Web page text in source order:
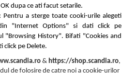
dupa ce ati facut setarile.
Pentru a sterge toate cooki-urile alegeti
"Internet Options" si dati click pe
"Browsing History". Bifati "Cookies and
click pe Delete.
& https://shop.scandia.ro,
de folosire de catre noi a cookie-urilor